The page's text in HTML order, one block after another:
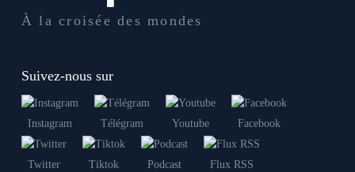
À la croisée des mondes
Suivez-nous sur
Instagram Télégram Youtube Facebook
Twitter Tiktok Podcast Flux RSS